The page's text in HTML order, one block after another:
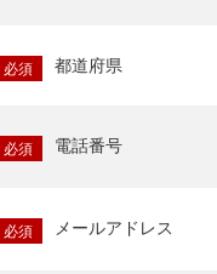
必須 都道府県
必須 電話番号
必須 メールアドレス